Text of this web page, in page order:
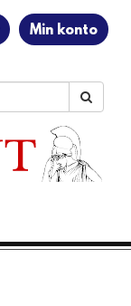
Min konto